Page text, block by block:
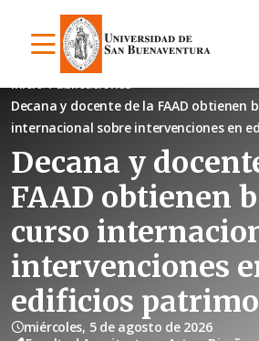
Inicio Publicaciones
Decana y docente de la FAAD obtienen
internacional sobre intervenciones en
Decana y
FAAD obtienen
curso
intervenciones
edificios
miércoles, 5 de agosto de 2026